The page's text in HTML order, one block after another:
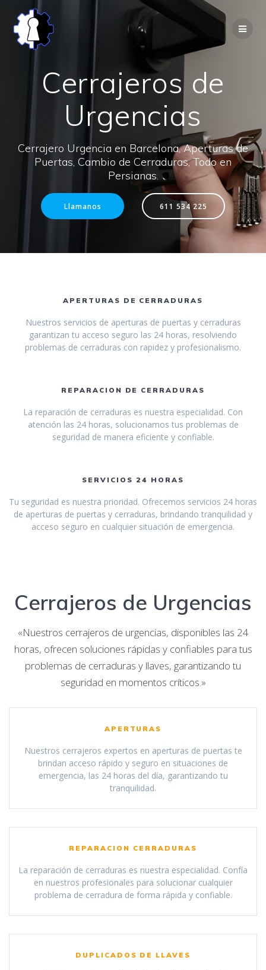
Saltar
contenido
Cerrajeros de
Urgencias
Cerrajero Urgencia en Barcelona, Aperturas de
Puertas, Cambio de Cerraduras, Todo en
Persianas.
Llamanos 611 534 225
APERTURAS DE CERRADURAS
Nuestros servicios de aperturas de puertas y cerraduras
garantizan tu acceso seguro las 24 horas, resolviendo
problemas de cerraduras con rapidez y profesionalismo.
REPARACION DE CERRADURAS
La reparación de cerraduras es nuestra especialidad. Con
atención las 24 horas, solucionamos tus problemas de
seguridad de manera eficiente y confiable.
SERVICIOS 24 HORAS
Tu seguridad es nuestra prioridad. Ofrecemos servicios 24 horas
de aperturas de puertas y cerraduras, brindando tranquilidad y
acceso seguro en cualquier situación de emergencia.
Cerrajeros de Urgencias
«Nuestros cerrajeros de urgencias, disponibles las 24
horas, ofrecen soluciones rápidas y confiables para tus
problemas de cerraduras y llaves, garantizando tu
seguridad en momentos críticos.»
APERTURAS
Nuestros cerrajeros expertos en aperturas de puertas te
brindan acceso rápido y seguro en situaciones de
emergencia, las 24 horas del día, garantizando tu
tranquilidad.
REPARACION CERRADURAS
La reparación de cerraduras es nuestra especialidad. Confía
en nuestros profesionales para solucionar cualquier
problema de cerradura de forma rápida y confiable.
DUPLICADOS DE LLAVES